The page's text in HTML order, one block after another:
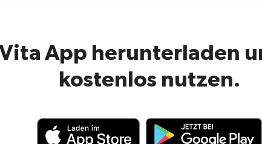
App herunterladen
kostenlos nutzen.